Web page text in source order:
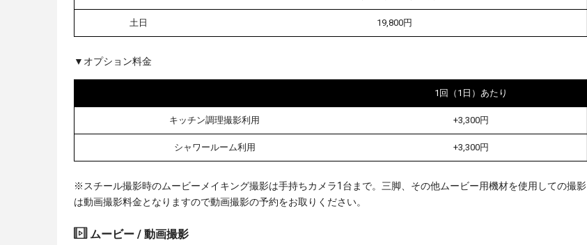
土日 19,800円
▼オプション料金
1回（1日）あたり
キッチン調理撮影利用 +3,300円
シャワールーム利用 +3,300円
※スチール撮影時のムービーメイキング撮影は手持ちカメラ1台まで。三脚、その他ムービー用機材を使用しての撮影
は動画撮影料金となりますので動画撮影の予約をお取りください。
ムービー / 動画撮影